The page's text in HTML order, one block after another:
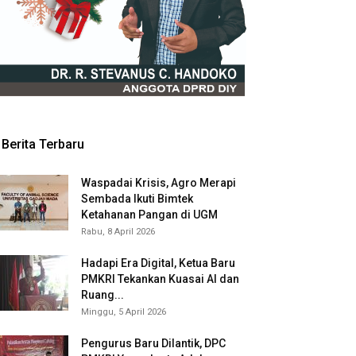
Berita Terbaru
Waspadai Krisis, Agro Merapi
Sembada Ikuti Bimtek
Ketahanan Pangan di UGM
Rabu, 8 April 2026
Hadapi Era Digital, Ketua Baru
PMKRI Tekankan Kuasai AI dan
Ruang...
Minggu, 5 April 2026
Pengurus Baru Dilantik, DPC